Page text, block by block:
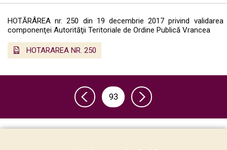
HOTĂRÂREA nr. 250 din 19 decembrie 2017 privind validarea
componenţei Autorităţii Teritoriale de Ordine Publică Vrancea
HOTARAREA NR. 250
93